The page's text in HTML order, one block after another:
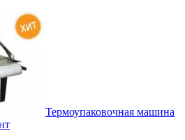
Термоупаковочная машина